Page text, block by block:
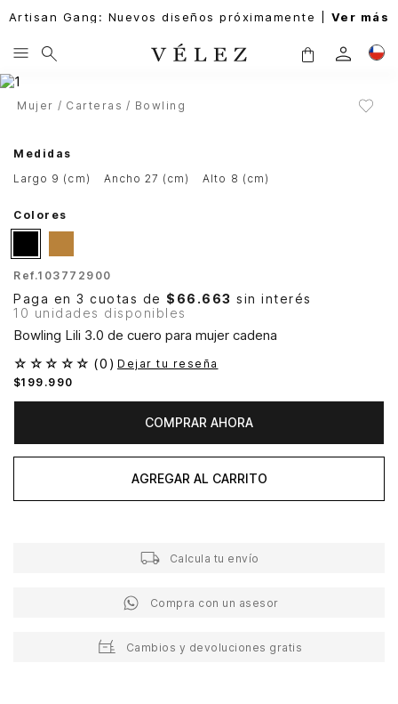
Artisan Gang: Nuevos diseños próximamente | Ver más
Mujer Carteras Bowling
Medidas
largo 9 (cm)
ancho 27 (cm) alto 8 (cm)
Colores
Ref.103772900
Paga en 3 cuotas de $66.663 sin interés
10 unidades disponibles
Bowling Lili 3.0 de cuero para mujer cadena
☆ ☆ ☆ ☆ ☆ (0 ) Dejar tu reseña
$199 .990
COMPRAR AHORA
AGREGAR AL CARRITO
Calcula tu envío
Compra con un asesor
Cambios y devoluciones gratis